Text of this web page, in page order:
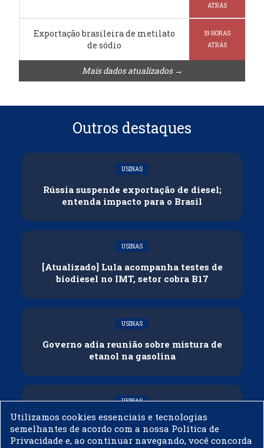
ATRÁS
Exportação brasileira de metilato
de sódio
19 HORAS
ATRÁS
Mais dados atualizados →
Outros destaques
USINAS
Rússia suspende exportação de diesel;
entenda impacto para o Brasil
USINAS
[Atualizado] Lula acompanha testes de
biodiesel no IMT, setor cobra B17
USINAS
Governo adia reunião sobre mistura de
etanol na gasolina
USINAS
CNPE veda importação de biodiesel
Utilizamos cookies essenciais e tecnologias
semelhantes de acordo com a nossa Política de
Privacidade e, ao continuar navegando, você concorda